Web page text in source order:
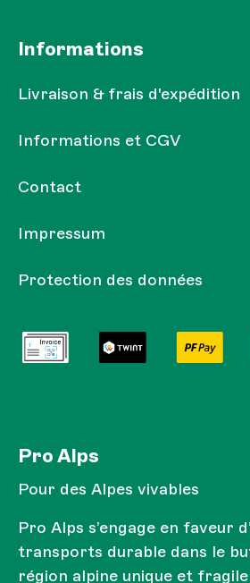
Informations
Livraison & frais d'expédition
Informations et CGV
Contact
Impressum
Protection des données
Pro Alps
Pour des Alpes vivables
Pro Alps s’engage en faveur
transports durable dans le
région alpine unique et